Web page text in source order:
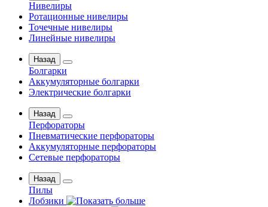
Нивелиры
Ротационные нивелиры
Точечные нивелиры
Линейные нивелиры
Назад
Болгарки
Аккумуляторные болгарки
Электрические болгарки
Назад
Перфораторы
Пневматические перфораторы
Аккумуляторные перфораторы
Сетевые перфораторы
Назад
Пилы
Лобзики